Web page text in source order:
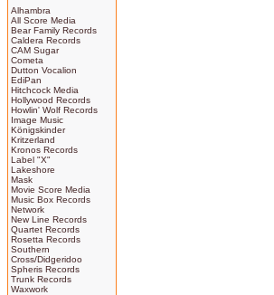
Alhambra
All Score Media
Bear Family Records
Caldera Records
CAM Sugar
Cometa
Dutton Vocalion
EdiPan
Hitchcock Media
Hollywood Records
Howlin' Wolf Records
Image Music
Königskinder
Kritzerland
Kronos Records
Label "X"
Lakeshore
Mask
Movie Score Media
Music Box Records
Network
New Line Records
Quartet Records
Rosetta Records
Southern
Cross/Didgeridoo
Spheris Records
Trunk Records
Waxwork